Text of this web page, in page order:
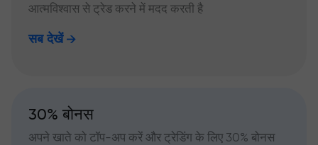
आत्मविश्वास से ट्रेड करने में मदद करती है
सब देखें
30% बोनस
अपने खाते को टॉप-अप करें और ट्रेडिंग के लिए 30% बोनस